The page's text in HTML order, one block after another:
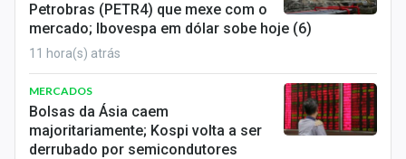
Petrobras (PETR4) que mexe com o
mercado; Ibovespa em dólar sobe hoje (6)
11 hora(s) atrás
MERCADOS
Bolsas da Ásia caem
majoritariamente; Kospi volta a ser
derrubado por semicondutores